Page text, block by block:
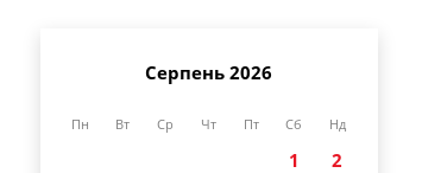
Серпень 2026
Пн Вт Ср Чт Пт Сб Нд
1
2